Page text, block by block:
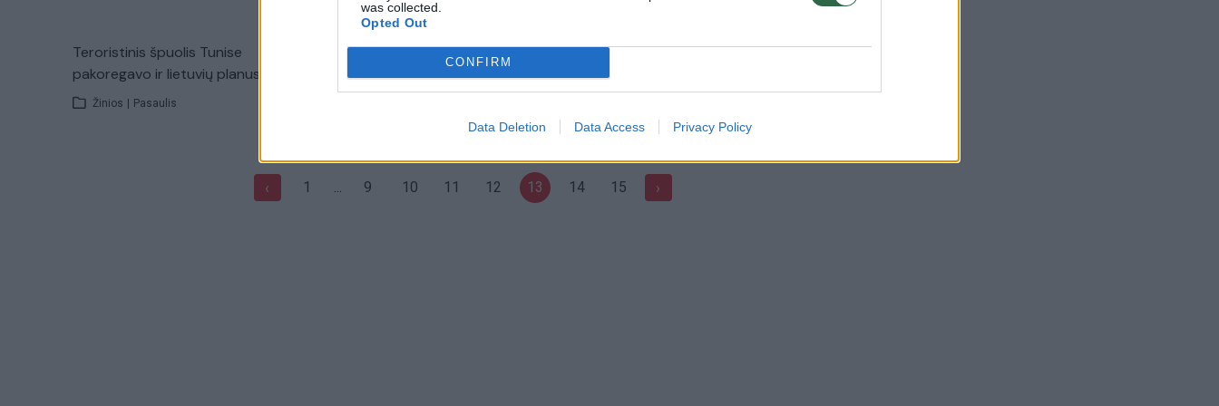
was collected.
Opted Out
CONFIRM
Data Deletion Data Access Privacy Policy
Teroristinis špuolis Tunise
pakoregavo ir lietuvių planus
Žinios Pasaulis
Siaubą ir mirtį sėjantys teroristai
vienijasi
Islamistai be gailesčio pradėjo
‹ 1 ... 9 10 11 12 13 14 15 ›